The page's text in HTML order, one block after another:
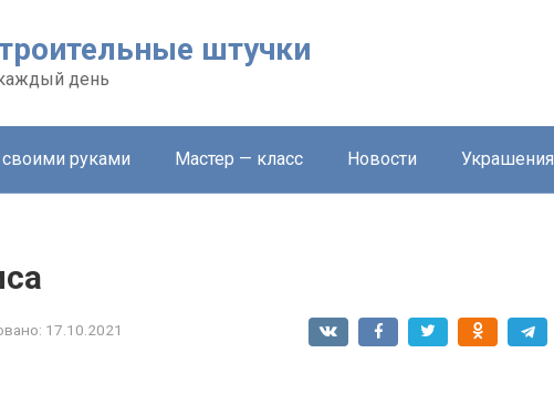
штучки
день
руками Мастер — класс Новости Украшения
17.10.2021